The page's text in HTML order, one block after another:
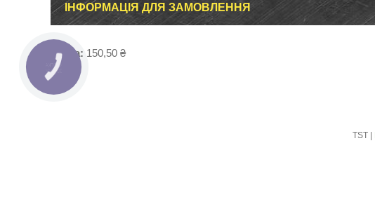
ІНФОРМАЦІЯ ДЛЯ ЗАМОВЛЕННЯ
Ціна: 150,50 ₴